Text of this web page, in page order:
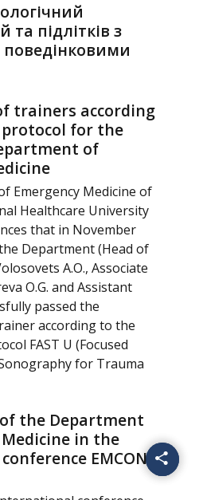
та підлітків з
поведінковими
trainers according
protocol for the
of
Emergency Medicine of
Healthcare University
that in November
Department (Head of
A.O., Associate
O.G. and Assistant
passed the
according to the
FAST U (Focused
for Trauma
the Department
in the
EMCON